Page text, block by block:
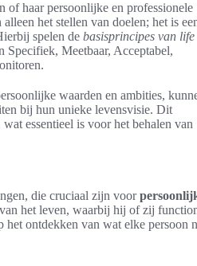
of haar persoonlijke en professionele
alleen het stellen van doelen; het is
spelen de basisprincipes van life
Specifiek, Meetbaar, Acceptabel,
waarden en ambities,
bij hun unieke levensvisie. Dit
essentieel is voor het behalen van
die cruciaal zijn voor
het leven, waarbij hij of zij
het ontdekken van wat elke persoon